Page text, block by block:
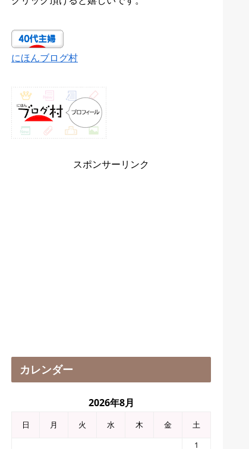
にほんブログ村
スポンサーリンク
カレンダー
2026年8月
日 月 火 水 木 金
土
1